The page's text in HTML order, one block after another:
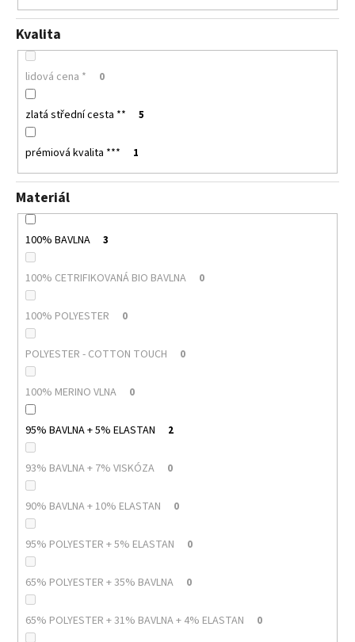
Kvalita
lidová cena * 0
zlatá střední cesta ** 5
prémiová kvalita *** 1
Materiál
100% BAVLNA 3
100% CETRIFIKOVANÁ BIO BAVLNA 0
100% POLYESTER 0
POLYESTER - COTTON TOUCH 0
100% MERINO VLNA 0
95% BAVLNA + 5% ELASTAN 2
93% BAVLNA + 7% VISKÓZA 0
90% BAVLNA + 10% ELASTAN 0
95% POLYESTER + 5% ELASTAN 0
65% POLYESTER + 35% BAVLNA 0
65% POLYESTER + 31% BAVLNA + 4% ELASTAN 0